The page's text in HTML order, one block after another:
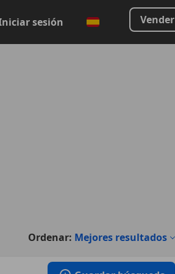
sesión Vender
Ordenar: Mejores resultados